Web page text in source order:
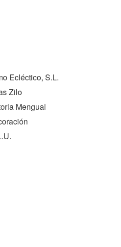
Ecléctico, S.L.
Zilo
Mengual